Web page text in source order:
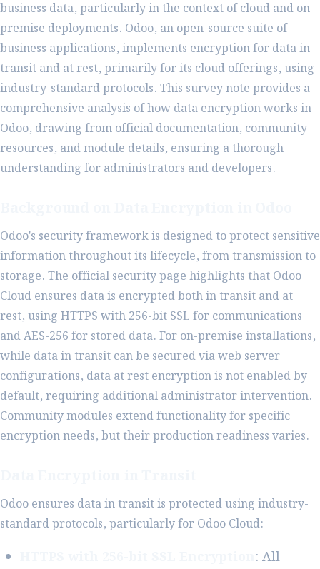
business data, particularly in the context of cloud and on-
premise deployments. Odoo, an open-source suite of
business applications, implements encryption for data in
transit and at rest, primarily for its cloud offerings, using
industry-standard protocols. This survey note provides a
comprehensive analysis of how data encryption works in
Odoo, drawing from official documentation, community
resources, and module details, ensuring a thorough
understanding for administrators and developers.
Odoo's security framework is designed to protect sensitive
information throughout its lifecycle, from transmission to
storage. The official security page highlights that Odoo
Cloud ensures data is encrypted both in transit and at
rest, using HTTPS with 256-bit SSL for communications
and AES-256 for stored data. For on-premise installations,
while data in transit can be secured via web server
configurations, data at rest encryption is not enabled by
default, requiring additional administrator intervention.
Community modules extend functionality for specific
encryption needs, but their production readiness varies.
Odoo ensures data in transit is protected using industry-
standard protocols, particularly for Odoo Cloud:
: All